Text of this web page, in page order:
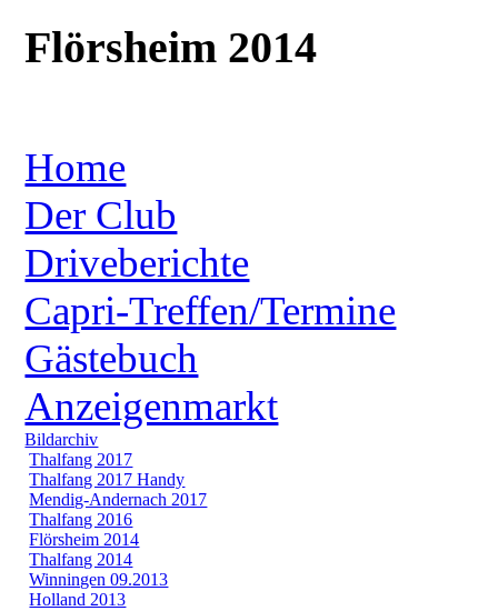
Flörsheim 2014
Home
Der Club
Driveberichte
Capri-Treffen/Termine
Gästebuch
Anzeigenmarkt
Bildarchiv
Thalfang 2017
Thalfang 2017 Handy
Mendig-Andernach 2017
Thalfang 2016
Flörsheim 2014
Thalfang 2014
Winningen 09.2013
Holland 2013